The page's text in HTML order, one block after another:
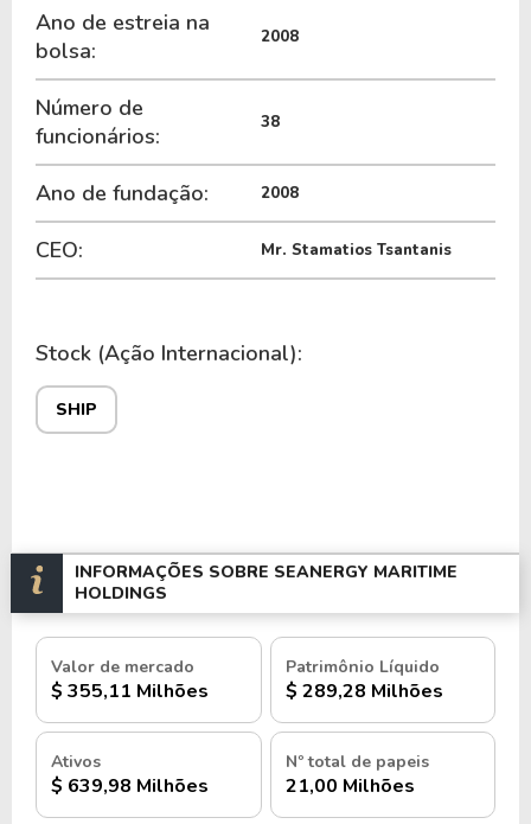
Ano de estreia na
bolsa:
2008
Número de
funcionários:
38
Ano de fundação: 2008
CEO: Mr. Stamatios Tsantanis
Stock (Ação Internacional):
SHIP
INFORMAÇÕES SOBRE SEANERGY MARITIME
HOLDINGS
Valor de mercado
$ 355,11 Milhões
Patrimônio Líquido
$ 289,28 Milhões
Ativos
$ 639,98 Milhões
Nº total de papeis
21,00 Milhões